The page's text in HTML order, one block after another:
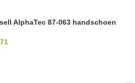
AlphaTec 87-063 handschoen